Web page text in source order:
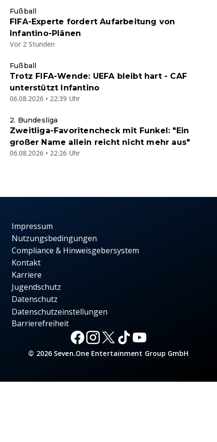
Fußball
FIFA-Experte fordert Aufarbeitung von
Infantino-Plänen
Vor 2 Stunden
Fußball
Trotz FIFA-Wende: UEFA bleibt hart - CAF
unterstützt Infantino
06.08.2026 • 22:39 Uhr
2. Bundesliga
Zweitliga-Favoritencheck mit Funkel: "Ein
großer Name allein reicht nicht mehr aus"
06.08.2026 • 22:26 Uhr
Impressum
Nutzungsbedingungen
Compliance & Hinweisgebersystem
Kontakt
Karriere
Jugendschutz
Datenschutz
Datenschutzeinstellungen
Barrierefreiheit
© 2026 Seven.One Entertainment Group GmbH